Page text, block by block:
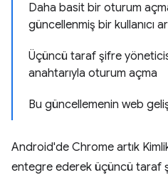
Daha basit bir oturum
güncellenmiş bir kullanıcı
Üçüncü taraf şifre
anahtarıyla oturum açma
Bu güncellemenin web
Android'de Chrome artık
entegre ederek üçüncü taraf